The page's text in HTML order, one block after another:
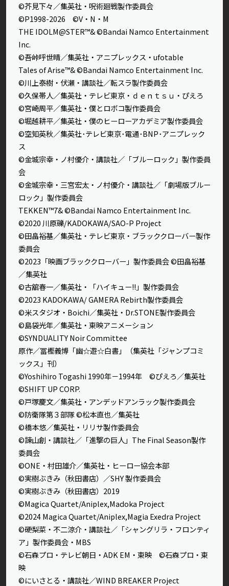
©芥見下々／集英社・呪術廻戦製作委員会
©P1998-2026 ©V・N・M
THE IDOLM@STER™& ©Bandai Namco Entertainment
Inc.
©吾峠呼世晴／集英社・アニプレックス・ufotable
Tales of Arise™& ©Bandai Namco Entertainment Inc.
©川上泰樹・伏瀬・講談社／転スラ製作委員会
©久保帯人／集英社・テレビ東京・ｄｅｎｔｓｕ・ぴえろ
©宮崎周平／集英社・僕とロボコ製作委員会
©堀越耕平／集英社・僕のヒーローアカデミア製作委員会
©空知英秋／集英社･テレビ東京･電通･BNP･アニプレック
ス
©金城宗幸・ノ村優介・講談社／「ブルーロック」製作委員
会
©金城宗幸・三宮宏太・ノ村優介・講談社／「劇場版ブルー
ロック」製作委員会
TEKKEN™7& ©Bandai Namco Entertainment Inc.
©2020 川原礫/KADOKAWA/SAO-P Project
©田畠裕基／集英社・テレビ東京・ブラッククローバー製作
委員会
©2023「映画ブラッククローバー」製作委員会 ©田畠裕基
／集英社
©古舘春一／集英社・「ハイキュー!!」製作委員会
©2023 KADOKAWA/ GAMERA Rebirth製作委員会
©米スタジオ・Boichi／集英社・Dr.STONE製作委員会
©島袋光年／集英社・東映アニメーション
©SYNDUALITY Noir Committee
原作／冨樫義博「幽☆遊☆白書」（集英社「ジャンプコミ
ックス」刊）
©Yoshihiro Togashi 1990年－1994年 ©ぴえろ／集英社
©SHIFT UP CORP.
©戸塚慶文／集英社・アンデッドアンラック製作委員会
©防衛隊第３部隊 ©松本直也／集英社
©橋本悠／集英社・リリサ製作委員会
©諫山創・講談社／「進撃の巨人」The Final Season製作
委員会
©ONE・村田雄介／集英社・ヒーロー協会本部
©実樹ぶきみ（秋田書店）／SHY 製作委員会
©実樹ぶきみ（秋田書店）2019
©Magica Quartet/Aniplex,Madoka Project
©2024 Magica Quartet/Aniplex,Magia Exedra Project
©硬梨菜・不二涼介・講談社／「シャングリラ・フロンティ
ア」製作委員会・MBS
©石森プロ・テレビ朝日・ADK EM・東映 ©石森プロ・東
映
©にいさとる・講談社／WIND BREAKER Project